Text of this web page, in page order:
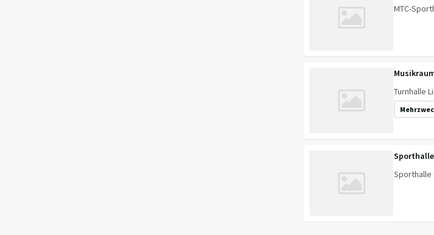
MTC-
Turnhalle